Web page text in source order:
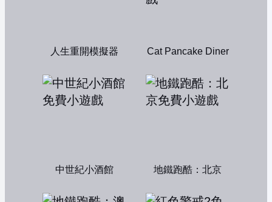
人生重開模擬器 Cat Pancake Diner
中世紀小酒館 地鐵跑酷：北京